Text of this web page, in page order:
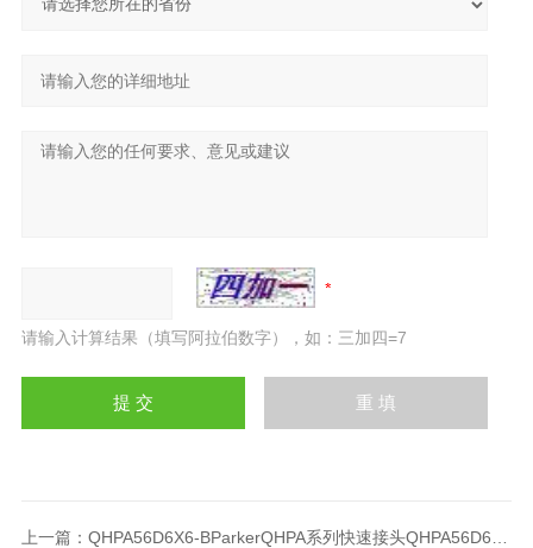
请输入计算结果（填写阿拉伯数字），如：三加四=7
上一篇： QHPA56D6X6-BParkerQHPA系列快速接头QHPA56D6X6-B